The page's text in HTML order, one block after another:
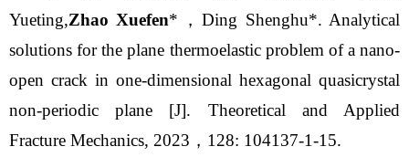
Yueting,Zhao Xuefen*，Ding Shenghu*. Analytical
solutions for the plane thermoelastic problem of a nano-
open crack in one-dimensional hexagonal quasicrystal
non-periodic plane [J]. Theoretical and Applied
Fracture Mechanics, 2023，128: 104137-1-15.